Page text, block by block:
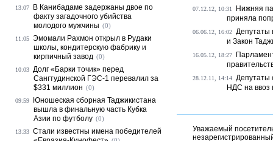
07.12.12, 10:31
Нижняя
приняла
06.06.12, 16:02 Депутаты
и Закон
16.05.12, 18:27
28.12.11, 14:14 Депутаты
НДС на ввоз
Уважаемый
13:07
В Канибадаме задержаны двое по
факту загадочного убийства
молодого мужчины (0)
11:05 Эмомали Рахмон открыл в Рудаки
школы, кондитерскую фабрику и
кирпичный завод (0)
10:03 Долг «Барки точик» перед
Сангтудинской ГЭС-1 перевалил за
$331 миллион (0)
09:59
Юношеская сборная Таджикистана
вышла в финальную часть Кубка
Азии по футболу (0)
13:33 Стали известны имена победителей